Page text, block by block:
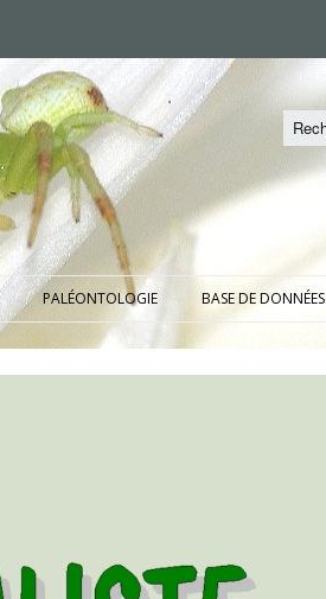
PALÉONTOLOGIE BASE DE DONNÉES